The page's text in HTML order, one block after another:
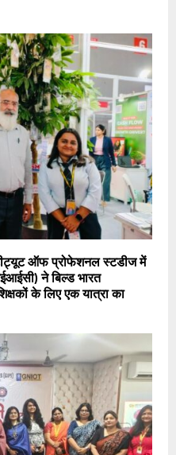
ऑफ प्रोफेशनल स्टडीज में
ने बिल्ड भारत
के लिए एक यात्रा का